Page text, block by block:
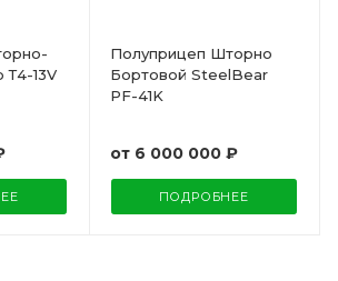
Т4-13V
Полуприцеп Шторно
Бортовой SteelBear
PF-41K
от 6 000 000 ₽
ПОДРОБНЕЕ